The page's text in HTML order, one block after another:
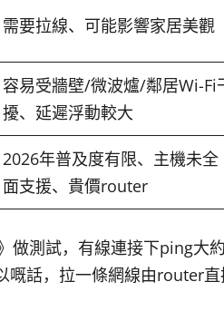
需要拉線、可能影響家居美觀
容易受牆壁/微波爐/鄰居Wi-Fi
擾、延遲浮動較大
2026年普及度有限、主機未全
面支援、貴價router
做測試，有線連接下ping大
話，拉一條網線由router直